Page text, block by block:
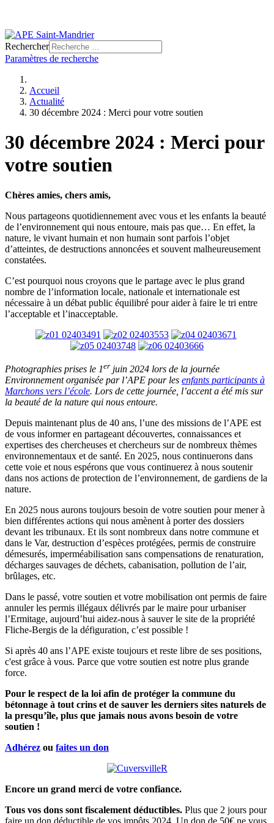
Rechercher
Paramètres de recherche
Accueil
Actualité
30 décembre 2024 : Merci pour votre soutien
30 décembre 2024 : Merci pour
votre soutien
Chères amies, chers amis,
Nous partageons quotidiennement avec vous et les enfants la beauté
de l’environnement qui nous entoure, mais pas que… En effet, la
nature, le vivant humain et non humain sont parfois l’objet
d’atteintes, de destructions annoncées et souvent malheureusement
constatées.
C’est pourquoi nous croyons que le partage avec le plus grand
nombre de l’information locale, nationale et internationale est
nécessaire à un débat public équilibré pour aider à faire le tri entre
l’acceptable et l’inacceptable.
Photographies prises le 1er juin 2024 lors de la journée
Environnement organisée par l’APE pour les enfants participants à
Marchons vers l’école. Lors de cette journée, l’accent a été mis sur
la beauté de la nature qui nous entoure.
Depuis maintenant plus de 40 ans, l’une des missions de l’APE est
de vous informer en partageant découvertes, connaissances et
expertises des chercheuses et chercheurs sur de nombreux thèmes
environnementaux et de santé. En 2025, nous continuerons dans
cette voie et nous espérons que vous continuerez à nous soutenir
dans nos actions de protection de l’environnement, de gardiens de la
nature.
En 2025 nous aurons toujours besoin de votre soutien pour mener à
bien différentes actions qui nous amènent à porter des dossiers
devant les tribunaux. Et ils sont nombreux dans notre commune et
dans le Var, destruction d’espèces protégées, permis de construire
démesurés, imperméabilisation sans compensations de renaturation,
décharges sauvages de déchets, cabanisation, pollution de l’air,
brûlages, etc.
Dans le passé, votre soutien et votre mobilisation ont permis de faire
annuler les permis illégaux délivrés par le maire pour urbaniser
l’Ermitage, aujourd’hui aidez-nous à sauver le site de la propriété
Fliche-Bergis de la défiguration, c’est possible !
Si après 40 ans l’APE existe toujours et reste libre de ses positions,
c'est grâce à vous. Parce que votre soutien est notre plus grande
force.
Pour le respect de la loi afin de protéger la commune du
bétonnage à tout crins et de sauver les derniers sites naturels de
la presqu’île, plus que jamais nous avons besoin de votre
soutien !
Adhérez ou faites un don
Encore un grand merci de votre confiance.
Tous vos dons sont fiscalement déductibles. Plus que 2 jours pour